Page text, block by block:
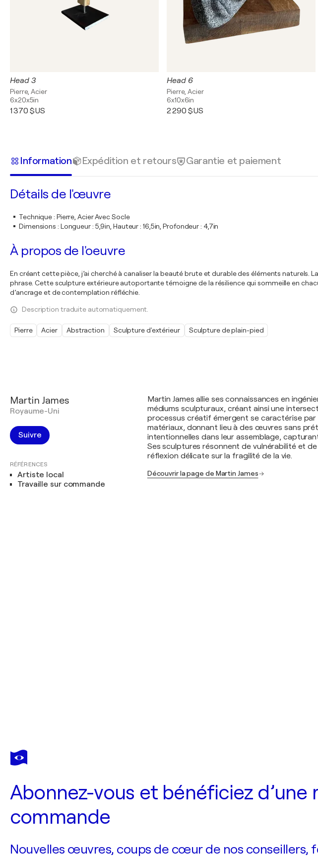
Head 3
Pierre, Acier
6x20x5in
1 370 $US
Head 6
Pierre, Acier
6x10x6in
2 290 $US
Information Expédition et retours Garantie et paiement
Détails de l'œuvre
Technique: Pierre, Acier Avec Socle
Dimensions : Longueur : 5,9in, Hauteur : 16,5in, Profondeur : 4,7in
À propos de l'oeuvre
En créant cette pièce, j’ai cherché à canaliser la beauté brute et durable des éléments
phrase. Cette sculpture extérieure autoportante témoigne de la résilience qui sommeille en
d’ancrage et de contemplation réfléchie.
Description traduite automatiquement.
Pierre Acier Abstraction Sculpture d'extérieur Sculpture de plain-pied
Martin James
Royaume-Uni
Suivre
RÉFÉRENCES
Artiste local
Travaille sur commande
Martin James allie ses connaissances en
médiums sculpturaux, créant ainsi une
processus créatif émergent se caractérise par
matériaux, donnant lieu à des œuvres sans
intentionnelles dans leur assemblage,
Ses sculptures résonnent de vulnérabilité et
réflexion délicate sur la fragilité de la vie.
Découvrir la page de Martin James
Abonnez-vous et bénéficiez
commande
Nouvelles œuvres, coups de cœur de nos conseillers,